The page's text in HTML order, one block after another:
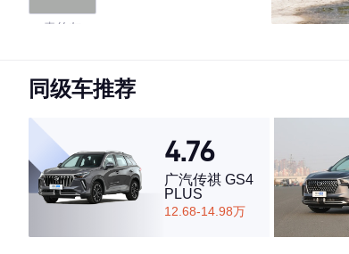
青竹灰
4.64
·外观表现一般，低于74%同级车
·内饰表现较为优秀，优于50%同级车
·空间表现一般，低于61%同级车
同级车推荐
4.76
广汽传祺 GS4
PLUS
12.68-14.98万